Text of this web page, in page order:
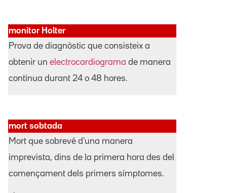
monitor Holter
Prova de diagnòstic que consisteix a
obtenir un electrocardiograma de manera
contínua durant 24 o 48 hores.
mort sobtada
Mort que sobrevé d'una manera
imprevista, dins de la primera hora des del
començament dels primers símptomes.